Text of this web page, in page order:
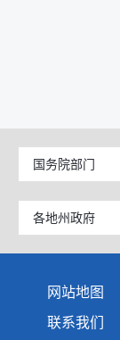
国务院部门
公安部
工业和信息化
科学技术部
教育部
国家发展和
各地州政府
乌鲁木齐市
网站地图
联系我们